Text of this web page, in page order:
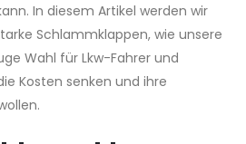
In diesem Artikel werden wir
Schlammklappen, wie unsere
Wahl für Lkw-Fahrer und
Kosten senken und ihre